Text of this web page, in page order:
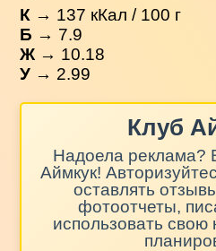
К → 137 кКал / 100 г
Б → 7.9
Ж → 10.18
У → 2.99
Клуб
Надоела реклама?
Аймкук!
оставлять
фотоотчеты,
использовать свою